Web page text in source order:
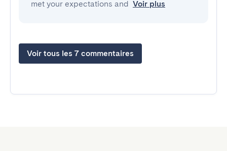
met your expectations and Voir plus
Voir tous les 7 commentaires